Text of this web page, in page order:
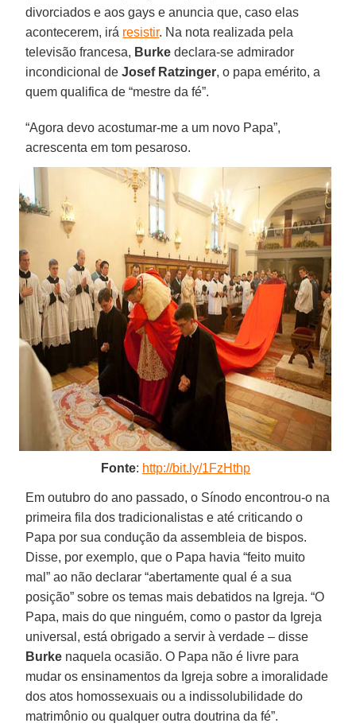
divorciados e aos gays e anuncia que, caso elas
acontecerem, irá resistir. Na nota realizada pela
televisão francesa, Burke declara-se admirador
incondicional deJosef Ratzinger, o papa emérito, a
quem qualifica de “mestre da fé”.
“Agora devo acostumar-me a um novo Papa”,
acrescenta em tom pesaroso.
Fonte: http://bit.ly/1FzHthp
Em outubro do ano passado, o Sínodo encontrou-o na
primeira fila dos tradicionalistas e até criticando o
Papa por sua condução da assembleia de bispos.
Disse, por exemplo, que o Papa havia “feito muito
mal” ao não declarar “abertamente qual é a sua
posição” sobre os temas mais debatidos na Igreja. “O
Papa, mais do que ninguém, como o pastor da Igreja
universal, está obrigado a servir à verdade – disse
Burke naquela ocasião. O Papa não é livre para
mudar os ensinamentos da Igreja sobre a imoralidade
dos atos homossexuais ou a indissolubilidade do
matrimônio ou qualquer outra doutrina da fé”.